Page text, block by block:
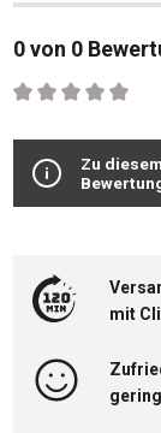
0 von 0
Durchschnittliche
Zu
mit